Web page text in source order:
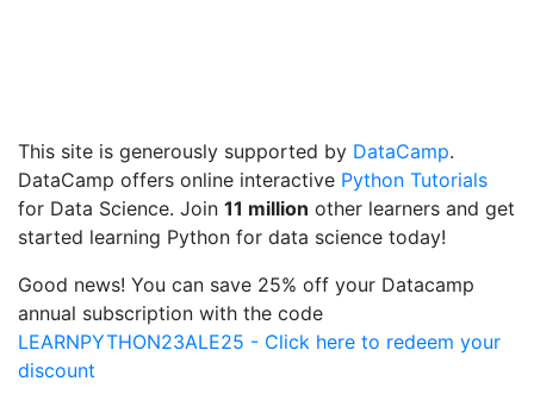
This site is generously supported by DataCamp.
DataCamp offers online interactive Python Tutorials
for Data Science. Join 11 million other learners and get
started learning Python for data science today!
Good news! You can save 25% off your Datacamp
annual subscription with the code
LEARNPYTHON23ALE25 - Click here to redeem your
discount